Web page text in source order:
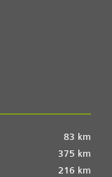
83 km
375 km
216 km